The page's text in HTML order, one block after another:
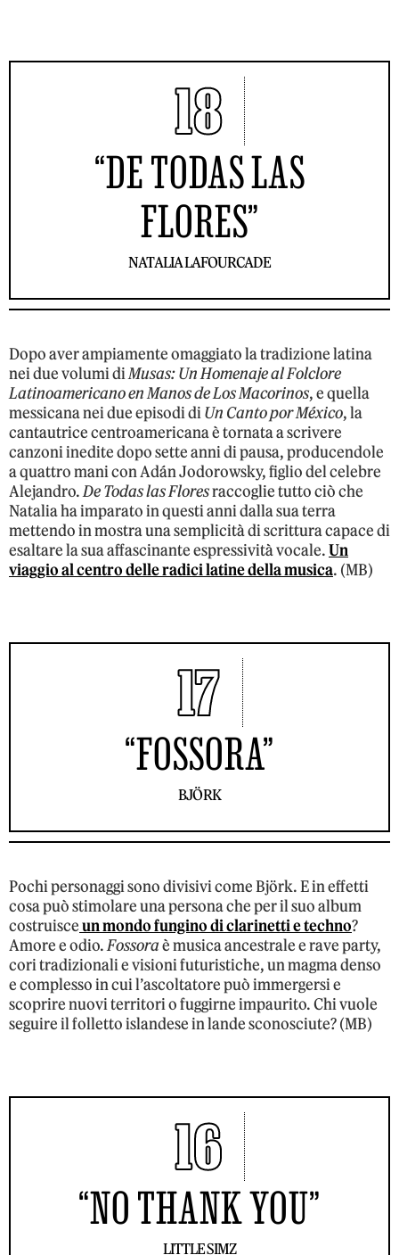
18
“DE TODAS LAS
FLORES”
NATALIA LAFOURCADE
Dopo aver ampiamente omaggiato la tradizione latina
nei due volumi diMusas: Un Homenaje al Folclore
Latinoamericano en Manos de Los Macorinos, e quella
messicana nei due episodi diUn Canto por México, la
cantautrice centroamericana è tornata a scrivere
canzoni inedite dopo sette anni di pausa, producendole
a quattro mani con Adán Jodorowsky, figlio del celebre
Alejandro.De Todas las Floresraccoglie tutto ciò che
Natalia ha imparato in questi anni dalla sua terra
mettendo in mostra una semplicità di scrittura capace di
esaltare la sua affascinante espressività vocale.Un
viaggio al centro delle radici latine della musica. (MB)
17
“FOSSORA”
BJÖRK
Pochi personaggi sono divisivi come Björk. E in effetti
cosa può stimolare una persona che per il suo album
costruisceun mondo fungino di clarinetti e techno?
Amore e odio.Fossoraè musica ancestrale e rave party,
cori tradizionali e visioni futuristiche, un magma denso
e complesso in cui l’ascoltatore può immergersi e
scoprire nuovi territori o fuggirne impaurito. Chi vuole
seguire il folletto islandese in lande sconosciute? (MB)
16
“NO THANK YOU”
LITTLE SIMZ